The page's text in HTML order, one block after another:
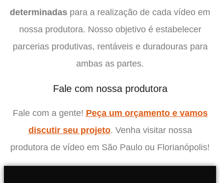
determinadas para a realização de cada vídeo em
nossa produtora. Nosso objetivo é estabelecer
parcerias produtivas, rentáveis e duradouras para
ambas as partes.
Fale com nossa produtora
Fale com a gente! Peça um orçamento e vamos
discutir seu projeto. Venha visitar nossa
produtora de vídeo em São Paulo ou Florianópolis!